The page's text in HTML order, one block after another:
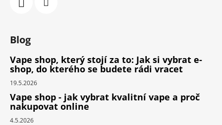
Blog
Vape shop, který stojí za to: Jak si vybrat e-
shop, do kterého se budete rádi vracet
19.5.2026
Vape shop - jak vybrat kvalitní vape a proč
nakupovat online
4.5.2026